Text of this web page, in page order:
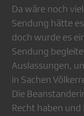
Da wäre noch
Sendung hätte
doch wurde es
Sendung
Auslassungen,
in Sachen
Die
Recht haben